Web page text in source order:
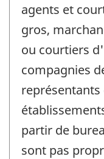
agents et
gros,
ou courtiers
compagnies
représentants
partir de
sont pas